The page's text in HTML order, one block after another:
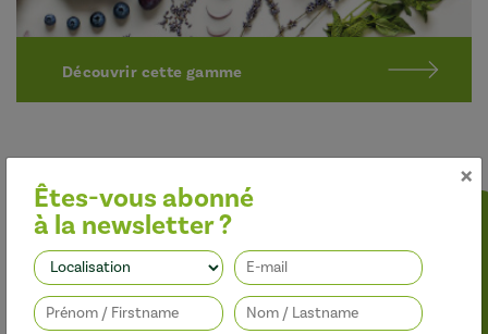
Découvrir cette gamme
Optimiser l’efficacité des traitements
Nos adjuvants permettent d’améliorer l’efficacité des
herbicides, des fongicides, des insecticides et des régulateurs de
croissance, tout en limitant leur impact sur l’environnement.
×
Êtes-vous abonné
à la newsletter ?